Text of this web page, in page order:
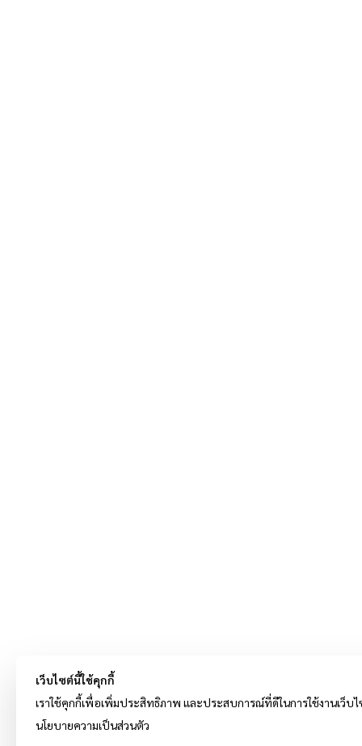
เว็บไซต์นี้ใช้คุกกี้
เราใช้คุกกี้เพื่อเพิ่มประสิทธิภาพ และประสบการณ์ที่ดีในการใช้งานเว็
นโยบายความเป็นส่วนตัว